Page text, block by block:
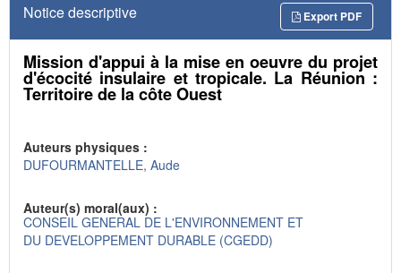
Notice descriptive Export PDF
Mission d'appui à la mise en oeuvre du projet
d'écocité insulaire et tropicale. La Réunion :
Territoire de la côte Ouest
Auteurs physiques :
DUFOURMANTELLE, Aude
Auteur(s) moral(aux) :
CONSEIL GENERAL DE L'ENVIRONNEMENT ET
DU DEVELOPPEMENT DURABLE (CGEDD)